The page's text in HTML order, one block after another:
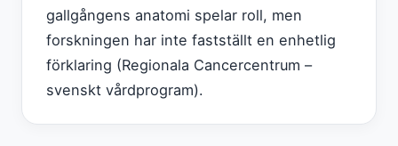
gallgångens anatomi spelar roll, men
forskningen har inte fastställt en enhetlig
förklaring (Regionala Cancercentrum –
svenskt vårdprogram).